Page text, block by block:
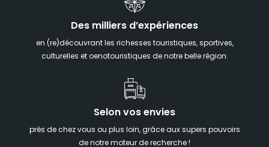
Des milliers d’expériences
en (re)découvrant les richesses touristiques, sportives,
culturelles et oenotouristiques de notre belle région.
Selon vos envies
près de chez vous ou plus loin, grâce aux supers pouvoirs
de notre moteur de recherche !